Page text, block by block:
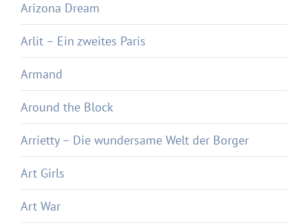
Arizona Dream
Arlit – Ein zweites Paris
Armand
Around the Block
Arrietty – Die wundersame Welt der Borger
Art Girls
Art War